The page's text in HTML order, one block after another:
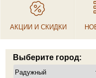
АКЦИИ И СКИДКИ
Выберите город: